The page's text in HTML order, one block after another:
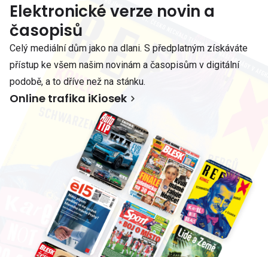
Elektronické verze novin a
časopisů
Celý mediální dům jako na dlani. S předplatným získáváte
přístup ke všem našim novinám a časopisům v digitální
podobě, a to dříve než na stánku.
Online trafika iKiosek